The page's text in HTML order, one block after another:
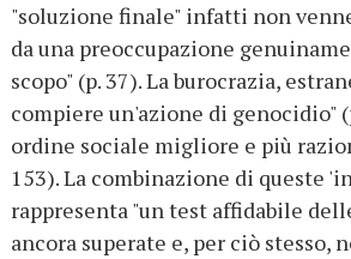
"soluzione finale" infatti non
da una preoccupazione
scopo" (p. 37). La burocrazia,
compiere un'azione di genocidio"
ordine sociale migliore e più
153). La combinazione di queste
rappresenta "un test affidabile
ancora superate e, per ciò stesso,